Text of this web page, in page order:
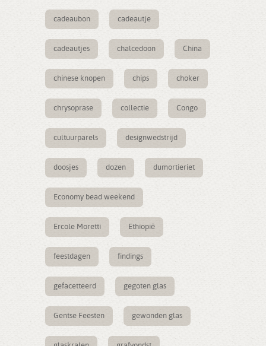
cadeaubon cadeautje
cadeautjes chalcedoon China
chinese knopen chips choker
chrysoprase collectie Congo
cultuurparels designwedstrijd
doosjes dozen dumortieriet
Economy bead weekend
Ercole Moretti Ethiopië
feestdagen findings
gefacetteerd gegoten glas
Gentse Feesten gewonden glas